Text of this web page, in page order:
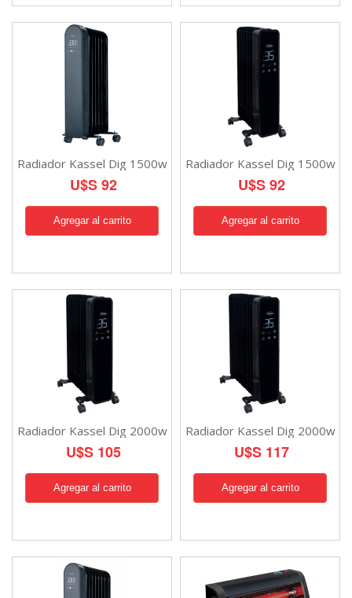
Radiador Kassel Dig 1500w
U$S 92
Radiador Kassel Dig 1500w
U$S 92
Radiador Kassel Dig 2000w
U$S 105
Radiador Kassel Dig 2000w
U$S 117